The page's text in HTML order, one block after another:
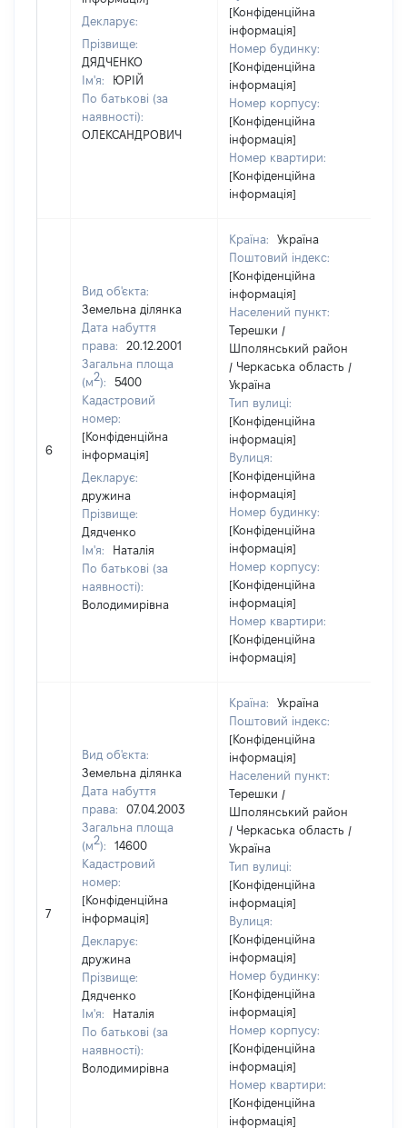
Декларує:
Прізвище:
ДЯДЧЕНКО
Ім'я:
ЮРІЙ
По батькові (за
наявності):
ОЛЕКСАНДРОВИЧ
[Конфіденційна
інформація]
Номер будинку:
[Конфіденційна
інформація]
Номер корпусу:
[Конфіденційна
інформація]
Номер квартири:
[Конфіденційна
інформація]
6
Вид об'єкта:
Земельна ділянка
Дата набуття
права:
20.12.2001
Загальна площа
(м2):
5400
Кадастровий
номер:
[Конфіденційна
інформація]
Декларує:
дружина
Прізвище:
Дядченко
Ім'я:
Наталія
По батькові (за
наявності):
Володимирівна
Країна:
Україна
Поштовий індекс:
[Конфіденційна
інформація]
Населений пункт:
Терешки /
Шполянський район
/ Черкаська область /
Україна
Тип вулиці:
[Конфіденційна
інформація]
Вулиця:
[Конфіденційна
інформація]
Номер будинку:
[Конфіденційна
інформація]
Номер корпусу:
[Конфіденційна
інформація]
Номер квартири:
[Конфіденційна
інформація]
7
Вид об'єкта:
Земельна ділянка
Дата набуття
права:
07.04.2003
Загальна площа
(м2):
14600
Кадастровий
номер:
[Конфіденційна
інформація]
Декларує:
дружина
Прізвище:
Дядченко
Ім'я:
Наталія
По батькові (за
наявності):
Володимирівна
Країна:
Україна
Поштовий індекс:
[Конфіденційна
інформація]
Населений пункт:
Терешки /
Шполянський район
/ Черкаська область /
Україна
Тип вулиці:
[Конфіденційна
інформація]
Вулиця:
[Конфіденційна
інформація]
Номер будинку:
[Конфіденційна
інформація]
Номер корпусу:
[Конфіденційна
інформація]
Номер квартири:
[Конфіденційна
інформація]